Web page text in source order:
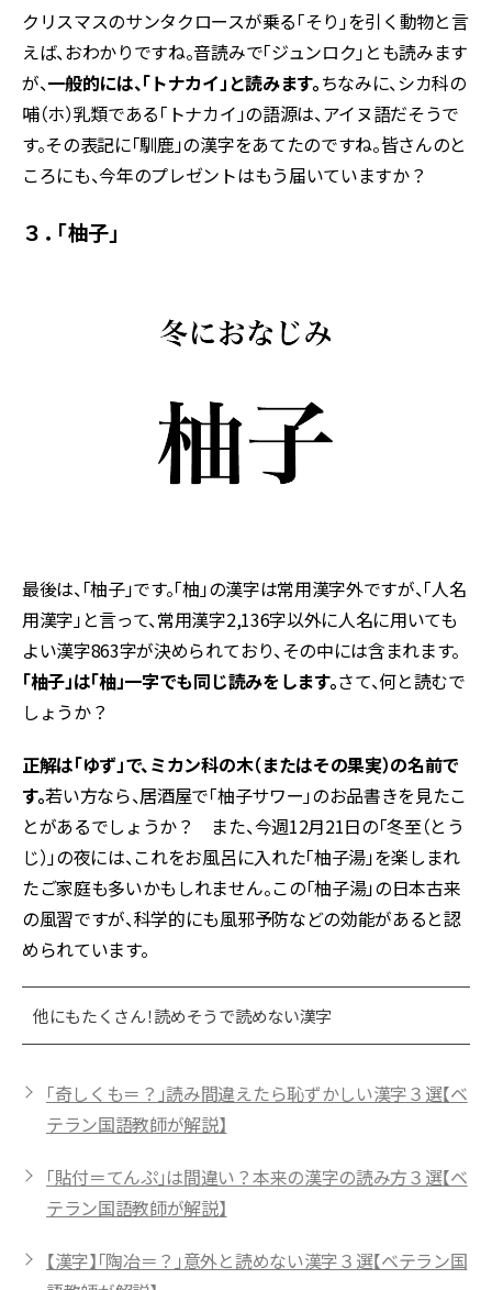
クリスマスのサンタクロースが乗る「そり」を引く動物と言
えば、おわかりですね。音読みで「ジュンロク」とも読みます
が、一般的には、「トナカイ」と読みます。ちなみに、シカ科の
哺（ホ）乳類である「トナカイ」の語源は、アイヌ語だそうで
す。その表記に「馴鹿」の漢字をあてたのですね。皆さんのと
ころにも、今年のプレゼントはもう届いていますか？
３． 「柚子」
最後は、「柚子」です。「柚」の漢字は常用漢字外ですが、「人名
用漢字」と言って、常用漢字2,136字以外に人名に用いても
よい漢字863字が決められており、その中には含まれます。
「柚子」は「柚」一字でも同じ読みをします。さて、何と読むで
しょうか？
正解は「ゆず」で、ミカン科の木（またはその果実）の名前で
す。若い方なら、居酒屋で「柚子サワー」のお品書きを見たこ
とがあるでしょうか？ また、今週12月21日の「冬至（とう
じ）」の夜には、これをお風呂に入れた「柚子湯」を楽しまれ
たご家庭も多いかもしれません。この「柚子湯」の日本古来
の風習ですが、科学的にも風邪予防などの効能があると認
められています。
他にもたくさん！読めそうで読めない漢字
「奇しくも＝？」読み間違えたら恥ずかしい漢字３選【ベ
テラン国語教師が解説】
「貼付＝てんぷ」は間違い？本来の漢字の読み方３選【ベ
テラン国語教師が解説】
【漢字】「陶冶＝？」意外と読めない漢字３選【ベテラン国